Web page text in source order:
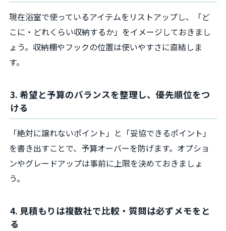
現在浴室で使っているアイテムをリストアップし、「ど
こに・どれくらい収納するか」をイメージしておきまし
ょう。収納棚やフックの位置は使いやすさに直結しま
す。
3. 希望と予算のバランスを整理し、優先順位をつ
ける
「絶対に譲れないポイント」と「妥協できるポイント」
を書き出すことで、予算オーバーを防げます。オプショ
ンやグレードアップは事前に上限を決めておきましょ
う。
4. 見積もりは複数社で比較・質問は必ずメモをと
る